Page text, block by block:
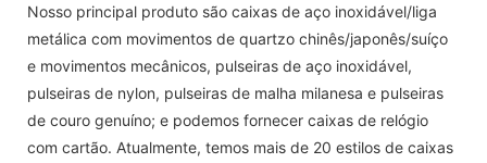
Nosso principal produto são caixas de aço inoxidável/liga
metálica com movimentos de quartzo chinês/japonês/suíço
e movimentos mecânicos, pulseiras de aço inoxidável,
pulseiras de nylon, pulseiras de malha milanesa e pulseiras
de couro genuíno; e podemos fornecer caixas de relógio
com cartão. Atualmente, temos mais de 20 estilos de caixas